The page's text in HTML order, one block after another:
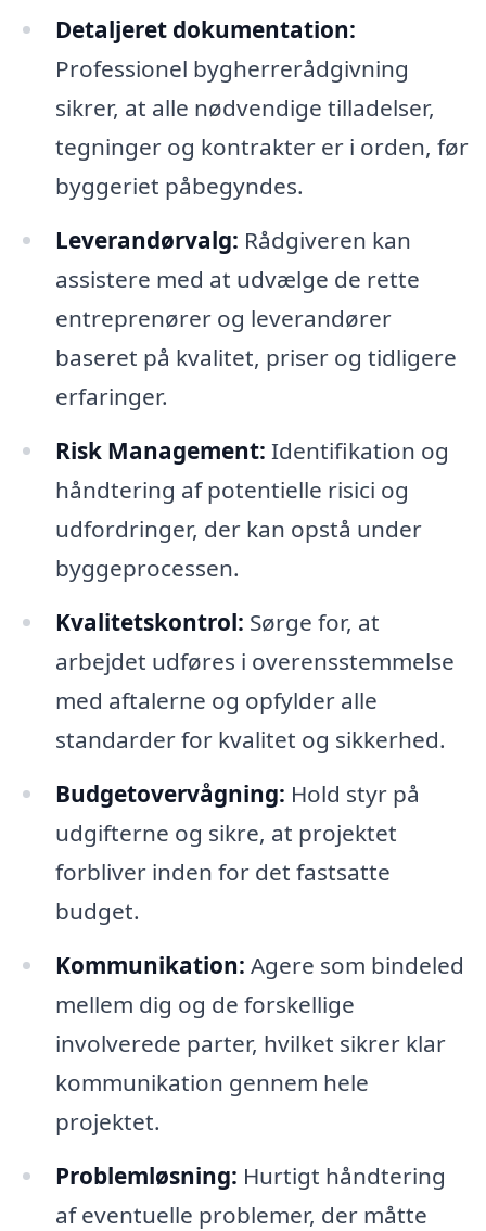
Detaljeret dokumentation:
Professionel bygherrerådgivning
sikrer, at alle nødvendige tilladelser,
tegninger og kontrakter er i orden, før
byggeriet påbegyndes.
Leverandørvalg: Rådgiveren kan
assistere med at udvælge de rette
entreprenører og leverandører
baseret på kvalitet, priser og tidligere
erfaringer.
Risk Management: Identifikation og
håndtering af potentielle risici og
udfordringer, der kan opstå under
byggeprocessen.
Kvalitetskontrol: Sørge for, at
arbejdet udføres i overensstemmelse
med aftalerne og opfylder alle
standarder for kvalitet og sikkerhed.
Budgetovervågning: Hold styr på
udgifterne og sikre, at projektet
forbliver inden for det fastsatte
budget.
Kommunikation: Agere som bindeled
mellem dig og de forskellige
involverede parter, hvilket sikrer klar
kommunikation gennem hele
projektet.
Problemløsning: Hurtigt håndtering
af eventuelle problemer, der måtte